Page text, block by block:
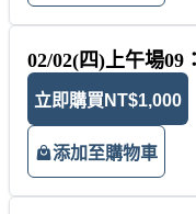
02/02(四)上午場09
立即購買 NT$1,000
添加至購物車